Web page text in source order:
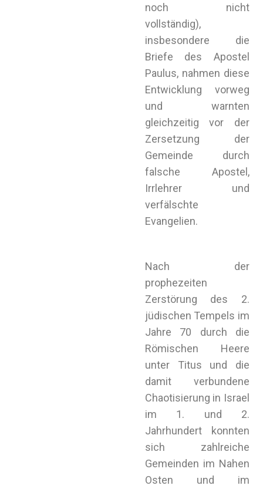
noch nicht
vollständig),
insbesondere die
Briefe des Apostel
Paulus, nahmen diese
Entwicklung vorweg
und warnten
gleichzeitig vor der
Zersetzung der
Gemeinde durch
falsche Apostel,
Irrlehrer und
verfälschte
Evangelien.
Nach der
prophezeiten
Zerstörung des 2.
jüdischen Tempels im
Jahre 70 durch die
Römischen Heere
unter Titus und die
damit verbundene
Chaotisierung in Israel
im 1. und 2.
Jahrhundert konnten
sich zahlreiche
Gemeinden im Nahen
Osten und im